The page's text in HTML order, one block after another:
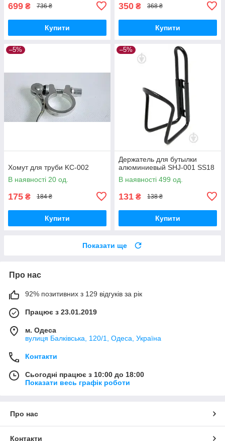
699 ₴ 736 ₴
Купити
350 ₴ 368 ₴
Купити
–5%
Хомут для труби KC-002
В наявності 20 од.
175 ₴ 184 ₴
Купити
–5%
Держатель для бутылки
алюминиевый SHJ-001 SS18
В наявності 499 од.
131 ₴ 138 ₴
Купити
Показати ще
Про нас
92% позитивних з 129 відгуків за рік
Працює з 23.01.2019
м. Одеса
вулиця Балківська, 120/1, Одеса, Україна
Контакти
Сьогодні працює з 10:00 до 18:00
Показати весь графік роботи
Про нас
Контакти